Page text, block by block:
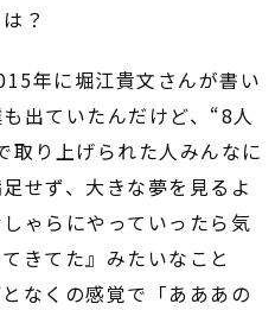
？
年に堀江貴文さんが書い
出ていたんだけど、“8人
取り上げられた人みんなに
せず、大きな夢を見るよ
ゃらにやっていったら気
きてた』みたいなこと
なくの感覚で「あああの